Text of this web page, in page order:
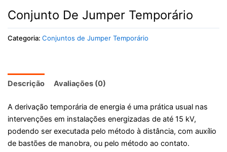
Conjunto De Jumper Temporário
Categoria: Conjuntos de Jumper Temporário
Descrição Avaliações (0)
A derivação temporária de energia é uma prática usual nas
intervenções em instalações energizadas de até 15 kV,
podendo ser executada pelo método à distância, com auxílio
de bastões de manobra, ou pelo método ao contato.